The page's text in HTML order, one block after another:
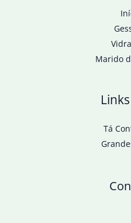
Marido
Tá